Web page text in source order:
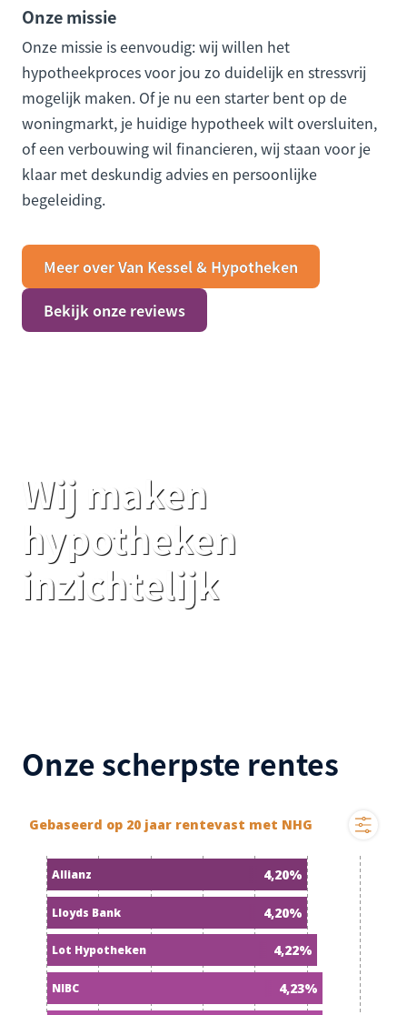
Onze missie
Onze missie is eenvoudig: wij willen het
hypotheekproces voor jou zo duidelijk en stressvrij
mogelijk maken. Of je nu een starter bent op de
woningmarkt, je huidige hypotheek wilt oversluiten,
of een verbouwing wil financieren, wij staan voor je
klaar met deskundig advies en persoonlijke
begeleiding.
Meer over Van Kessel & Hypotheken
Bekijk onze reviews
Wij maken
hypotheken
inzichtelijk
Onze scherpste rentes